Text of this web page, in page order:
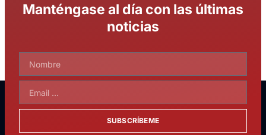
Manténgase al día con las últimas
noticias
SUBSCRÍBEME